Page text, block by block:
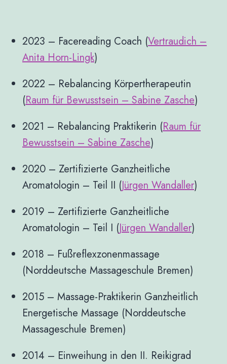
2023 – Facereading Coach (Vertraudich –
Anita Horn-Lingk)
2022 – Rebalancing Körpertherapeutin
(Raum für Bewusstsein – Sabine Zasche)
2021 – Rebalancing Praktikerin (Raum für
Bewusstsein – Sabine Zasche)
2020 – Zertifizierte Ganzheitliche
Aromatologin – Teil II (Jürgen Wandaller)
2019 – Zertifizierte Ganzheitliche
Aromatologin – Teil I (Jürgen Wandaller)
2018 – Fußreflexzonenmassage
(Norddeutsche Massageschule Bremen)
2015 – Massage-Praktikerin Ganzheitlich
Energetische Massage (Norddeutsche
Massageschule Bremen)
2014 – Einweihung in den II. Reikigrad